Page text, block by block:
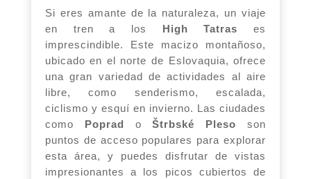
Si eres amante de la naturaleza, un viaje
en tren a los High Tatras es
imprescindible. Este macizo montañoso,
ubicado en el norte de Eslovaquia, ofrece
una gran variedad de actividades al aire
libre, como senderismo, escalada,
ciclismo y esquí en invierno. Las ciudades
como Poprad oŠtrbské Pleso son
puntos de acceso populares para explorar
esta área, y puedes disfrutar de vistas
impresionantes a los picos cubiertos de